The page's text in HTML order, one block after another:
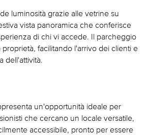
luminosità grazie alle vetrine su
vista panoramica che conferisce
di chi vi accede. Il parcheggio
facilitando l'arrivo dei clienti e
dell'attività.
un'opportunità ideale per
che cercano un locale versatile,
accessibile, pronto per essere